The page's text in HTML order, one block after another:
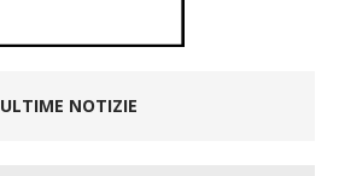
ULTIME NOTIZIE